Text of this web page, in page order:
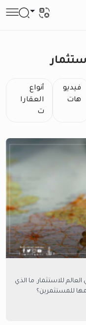
فيديو
هات
أنواع
العقارا
ت
للاستثمار. ما الذي
للمستثمرين؟